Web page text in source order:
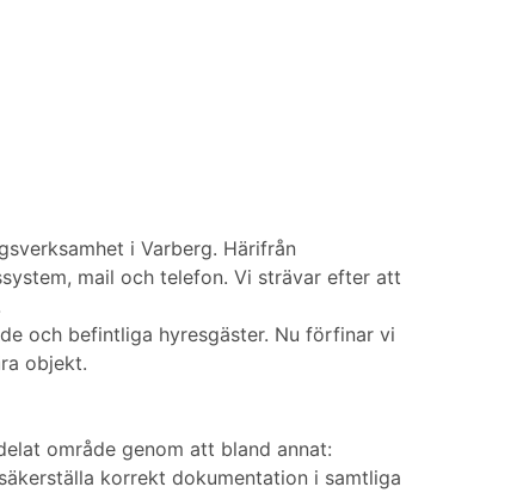
i Varberg. Härifrån
mail och telefon. Vi strävar efter att
och befintliga hyresgäster. Nu förfinar vi
objekt.
område genom att bland annat:
korrekt dokumentation i samtliga